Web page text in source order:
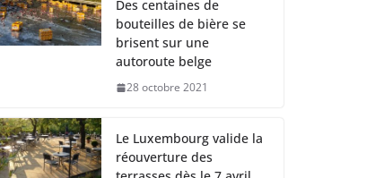
Des centaines de
bouteilles de bière se
brisent sur une
autoroute belge
28 octobre 2021
Le Luxembourg valide la
réouverture des